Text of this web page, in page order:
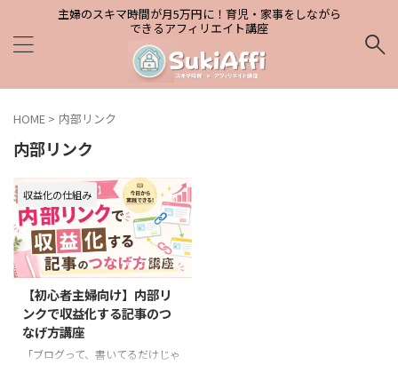
主婦のスキマ時間が月5万円に！育児・家事をしながら
できるアフィリエイト講座
HOME > 内部リンク
内部リンク
収益化の仕組み
2026/5/31
【初心者主婦向け】内部リ
ンクで収益化する記事のつ
なげ方講座
「ブログって、書いてるだけじゃ